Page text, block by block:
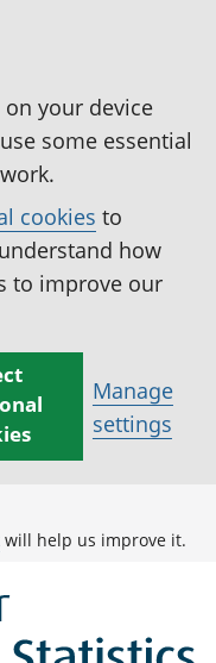
your device
some essential
cookies to
how
to improve our
Manage
settings
will help us improve it.